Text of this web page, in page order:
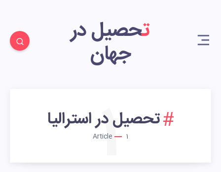
تحصیل در
جهان
تحصیل در استرالیا
1
1